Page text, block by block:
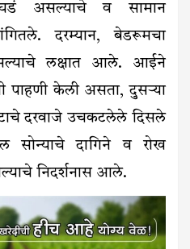
असल्याचे व सामान
दरम्यान, बेडरूमचा
लक्षात आले. आईने
पाहणी केली असता, दुसऱ्या
दरवाजे उचकटलेले दिसले
सोन्याचे दागिने व रोख
निदर्शनास आले.